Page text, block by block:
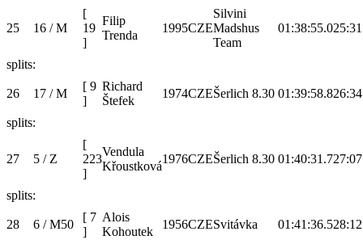
25 16 / M
[
19
]
Filip
Trenda
1995CZE
Silvini
Madshus
Team
01:38:55.0
splits:
26 17 / M
[ 9
]
Richard
Štefek
1974CZEŠerlich 8.30 01:39:58.8
splits:
27 5 / Z
[
223
]
Vendula
Křoustková
1976CZEŠerlich 8.30 01:40:31.7
splits:
28 6 / M50
[ 7
]
Alois
Kohoutek
1956CZESvitávka 01:41:36.5